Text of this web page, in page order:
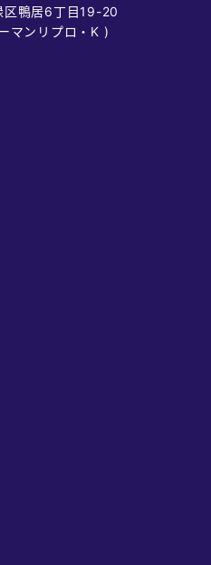
区鴨居6丁目19-20
マンリプロ・K )